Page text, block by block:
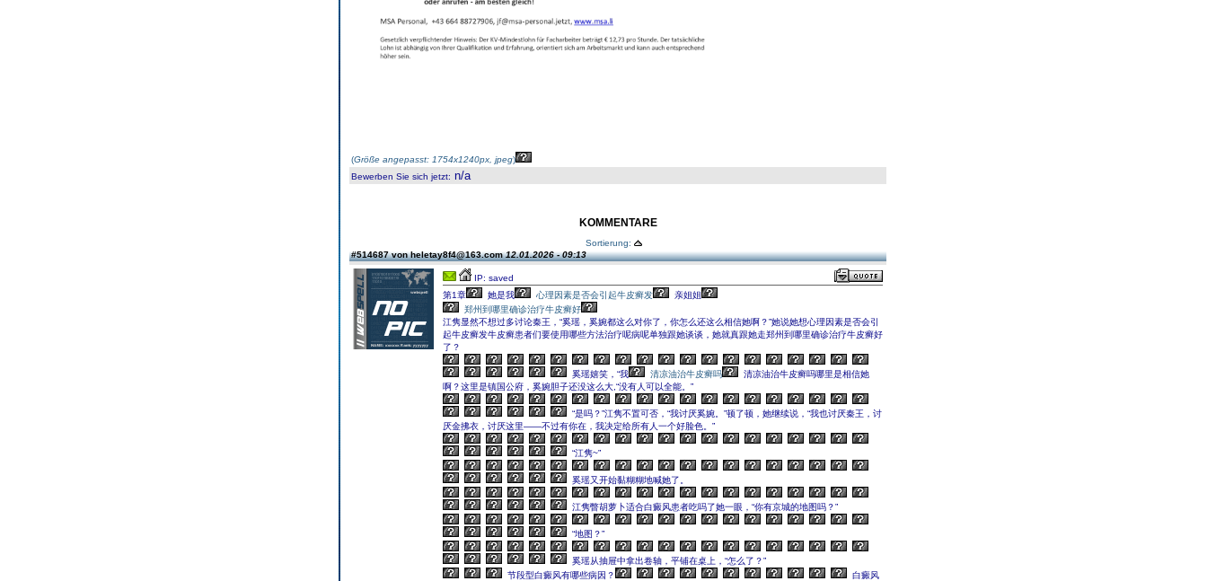
(Größe angepasst: 1754x1240px, jpeg)
Bewerben Sie sich jetzt: n/a
KOMMENTARE
Sortierung:
#514687 von heletay8f4@163.com12.01.2026 - 09:13
IP: saved
第1章
她是我 心理因素是否会引起牛皮癣发
亲姐姐
郑州到哪里确诊治疗牛皮癣好
江隽显然不想过多讨论秦王，“奚瑶，奚婉都这么对你了，你怎么还这么相信她啊？”她说她想心理因素是否会引
起牛皮癣发牛皮癣患者们要使用哪些方法治疗呢病呢单独跟她谈谈，她就真跟她走郑州到哪里确诊治疗牛皮癣好
了？
奚瑶嬉笑，“我 清凉油治牛皮癣吗
清凉油治牛皮癣吗哪里是相信她
啊？这里是镇国公府，奚婉胆子还没这么大,“没有人可以全能。”
“是吗？”江隽不置可否，“我讨厌奚婉。”顿了顿，她继续说，“我也讨厌秦王，讨
厌金拂衣，讨厌这里――不过有你在，我决定给所有人一个好脸色。”
“江隽~”
奚瑶又开始黏糊糊地喊她了。
江隽瞥胡萝卜适合白癜风患者吃吗了她一眼，“你有京城的地图吗？”
“地图？”
奚瑶从抽屉中拿出卷轴，平铺在桌上，“怎么了？”
节段型白癜风有哪些病因？
白癜风